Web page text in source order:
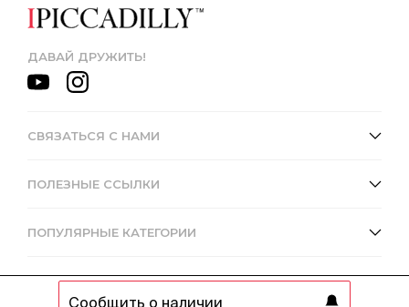
Сообщить о наличии
ДАВАЙ ДРУЖИТЬ!
СВЯЗАТЬСЯ С НАМИ
ПОЛЕЗНЫЕ ССЫЛКИ
ПОПУЛЯРНЫЕ КАТЕГОРИИ